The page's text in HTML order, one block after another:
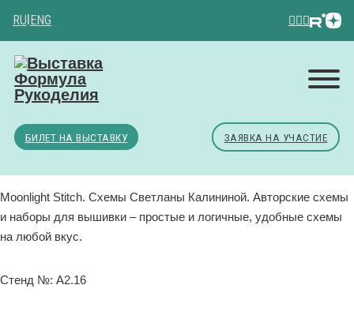
RU ENG
БИЛЕТ НА ВЫСТАВКУ ЗАЯВКА НА УЧАСТИЕ
Moonlight Stitch. Схемы Светланы Калининой. Авторские схемы
и наборы для вышивки – простые и логичные, удобные схемы
на любой вкус.
Стенд №: A2.16